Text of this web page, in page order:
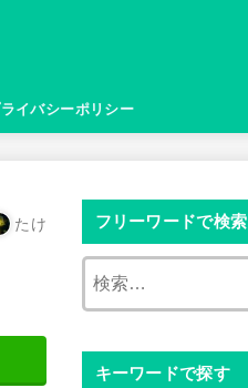
イバシーポリシー
たけ フリーワードで検索
キーワードで探す